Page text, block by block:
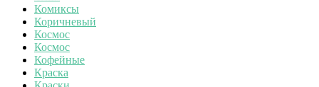
Комиксы
Коричневый
Космос
Космос
Кофейные
Краска